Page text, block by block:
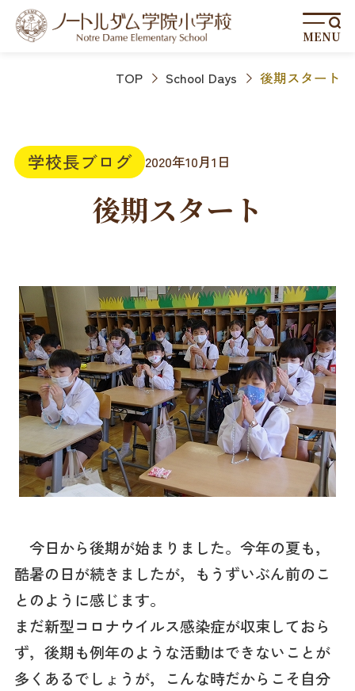
MENU
TOP School Days 後期スタート
学校長ブログ 2020年10月1日
後期スタート
今日から後期が始まりました。今年の夏も，
酷暑の日が続きましたが，もうずいぶん前のこ
とのように感じます。
まだ新型コロナウイルス感染症が収束しておら
ず，後期も例年のような活動はできないことが
多くあるでしょうが，こんな時だからこそ自分